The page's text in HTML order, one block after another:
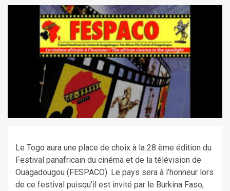
Le Togo aura une place de choix à la 28 ème édition du
Festival panafricain du cinéma et de la télévision de
Ouagadougou (FESPACO). Le pays sera à l’honneur lors
de ce festival puisqu’il est invité par le Burkina Faso,